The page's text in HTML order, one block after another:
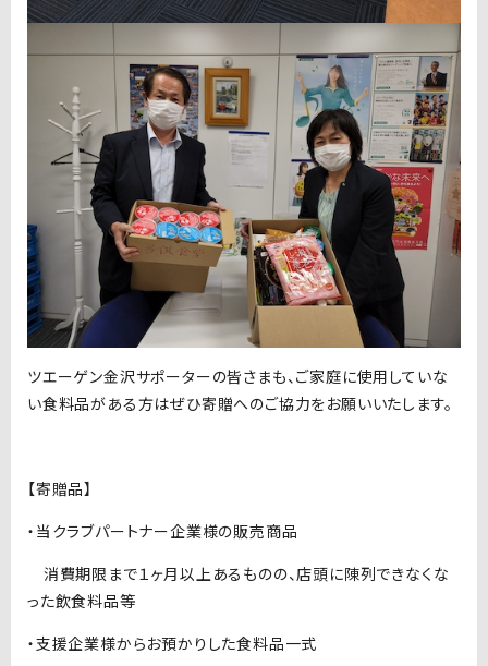
ツエーゲン金沢サポーターの皆さまも、ご家庭に使用していな
い食料品がある方はぜひ寄贈へのご協力をお願いいたします。
【寄贈品】
・当クラブパートナー企業様の販売商品
消費期限まで１ヶ月以上あるものの、店頭に陳列できなくな
った飲食料品等
・支援企業様からお預かりした食料品一式